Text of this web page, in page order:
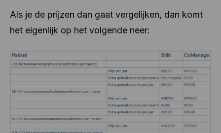
Als je de prijzen dan gaat vergelijken, dan komt
het eigenlijk op het volgende neer: